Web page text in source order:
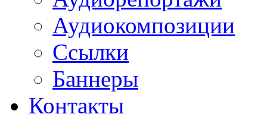
Аудиокомпозиции
Ссылки
Баннеры
Контакты